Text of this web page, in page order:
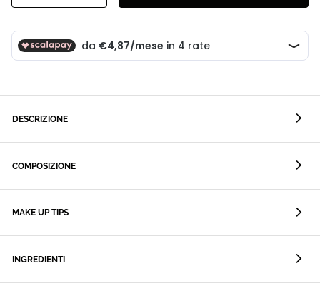
DESCRIZIONE
COMPOSIZIONE
MAKE UP TIPS
INGREDIENTI